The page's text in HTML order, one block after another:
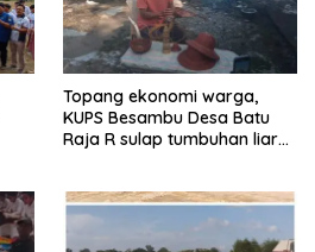
Topang ekonomi warga,
KUPS Besambu Desa Batu
Raja R sulap tumbuhan liar